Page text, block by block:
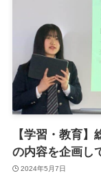
【学習・教育
の内容を企画し
2024年5月7日